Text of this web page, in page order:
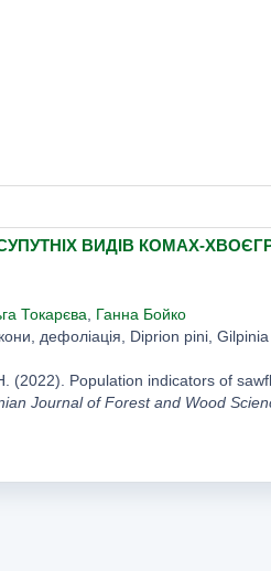
ВИДІВ КОМАХ-
Токарєва
Ганна Бойко
дефоліація, Diprion pini,
(2022). Population indicators of
Journal of Forest and Wood